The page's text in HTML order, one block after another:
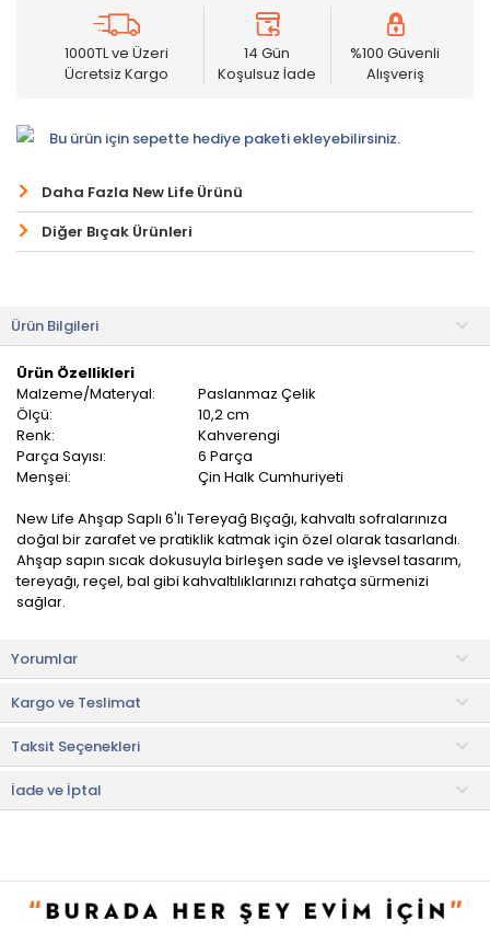
1000TL ve Üzeri
Ücretsiz Kargo
14 Gün
Koşulsuz İade
%100 Güvenli
Alışveriş
Bu ürün için sepette hediye paketi ekleyebilirsiniz.
Daha Fazla New Life Ürünü
Diğer Bıçak Ürünleri
Ürün Bilgileri
Ürün Özellikleri
Malzeme/Materyal:
Paslanmaz Çelik
Ölçü:
10,2 cm
Renk:
Kahverengi
Parça Sayısı:
6 Parça
Menşei:
Çin Halk Cumhuriyeti
New Life Ahşap Saplı 6'lı Tereyağ Bıçağı, kahvaltı sofralarınıza
doğal bir zarafet ve pratiklik katmak için özel olarak tasarlandı.
Ahşap sapın sıcak dokusuyla birleşen sade ve işlevsel tasarım,
tereyağı, reçel, bal gibi kahvaltılıklarınızı rahatça sürmenizi
sağlar.
bu bıçaklar, elde yıkamaya uygundur ve sap kısmının doğal
yapısı korunarak yıllarca ilk günkü gibi kalabilir.
Hafif yapısı ve ergonomik tasarımı sayesinde kullanım sırasında
elinizi yormaz, günlük kahvaltılarda olduğu kadar kalabalık
sofralarda da konfor sunar.
Ürün İçeriği
• Yıkadıktan sonra kurulamanız tavsiye edilir.
Yorumlar
Kargo ve Teslimat
Taksit Seçenekleri
İade ve İptal